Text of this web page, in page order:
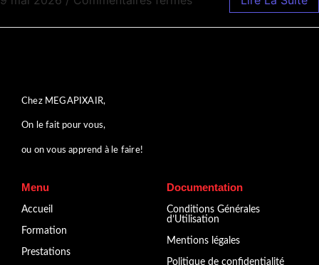
Chez MEGAPIXAIR,
On le fait pour vous,
ou on vous apprend à le faire!
Menu
Accueil
Formation
Prestations
Documentation
Conditions Générales
d’Utilisation
Mentions légales
Politique de confidentialité